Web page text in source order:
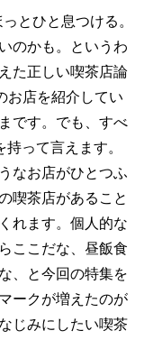
とひと息つける。
のかも。というわ
た正しい喫茶店論
お店を紹介してい
です。でも、すべ
って言えます。
なお店がひとつふ
喫茶店があること
れます。個人的な
ここだな、昼飯食
、と今回の特集を
ークが増えたのが
じみにしたい喫茶